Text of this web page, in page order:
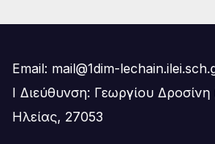
Email: mail@1dim-
Ι Διεύθυνση: Γεωργίου
Ηλείας, 27053